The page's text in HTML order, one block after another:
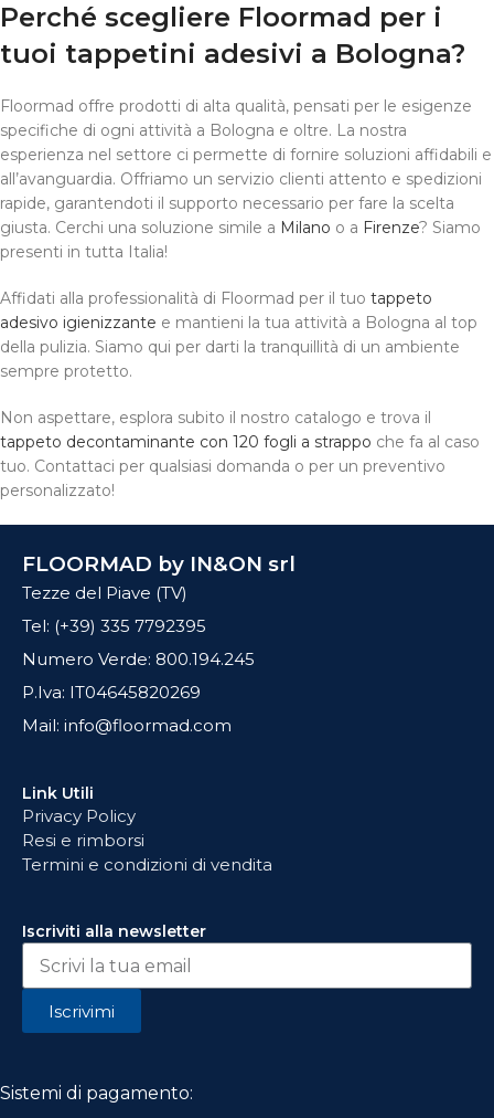
Perché scegliere Floormad per i
tuoi tappetini adesivi a Bologna?
Floormad offre prodotti di alta qualità, pensati per le esigenze
specifiche di ogni attività a Bologna e oltre. La nostra
esperienza nel settore ci permette di fornire soluzioni affidabili e
all’avanguardia. Offriamo un servizio clienti attento e spedizioni
rapide, garantendoti il supporto necessario per fare la scelta
giusta. Cerchi una soluzione simile a Milano o a Firenze? Siamo
presenti in tutta Italia!
Affidati alla professionalità di Floormad per il tuo tappeto
adesivo igienizzante e mantieni la tua attività a Bologna al top
della pulizia. Siamo qui per darti la tranquillità di un ambiente
sempre protetto.
Non aspettare, esplora subito il nostro catalogo e trova il
tappeto decontaminante con 120 fogli a strappo che fa al caso
tuo. Contattaci per qualsiasi domanda o per un preventivo
personalizzato!
FLOORMAD by IN&ON srl
Tezze del Piave (TV)
Tel: (+39) 335 7792395
Numero Verde: 800.194.245
P.Iva: IT04645820269
Mail: info@floormad.com
Link Utili
Privacy Policy
Resi e rimborsi
Termini e condizioni di vendita
Iscriviti alla newsletter
Iscrivimi
Sistemi di pagamento: